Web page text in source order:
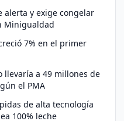
alerta y exige congelar
Minigualdad
7% en el primer
llevaría a 49 millones de
el PMA
de alta tecnología
100% leche